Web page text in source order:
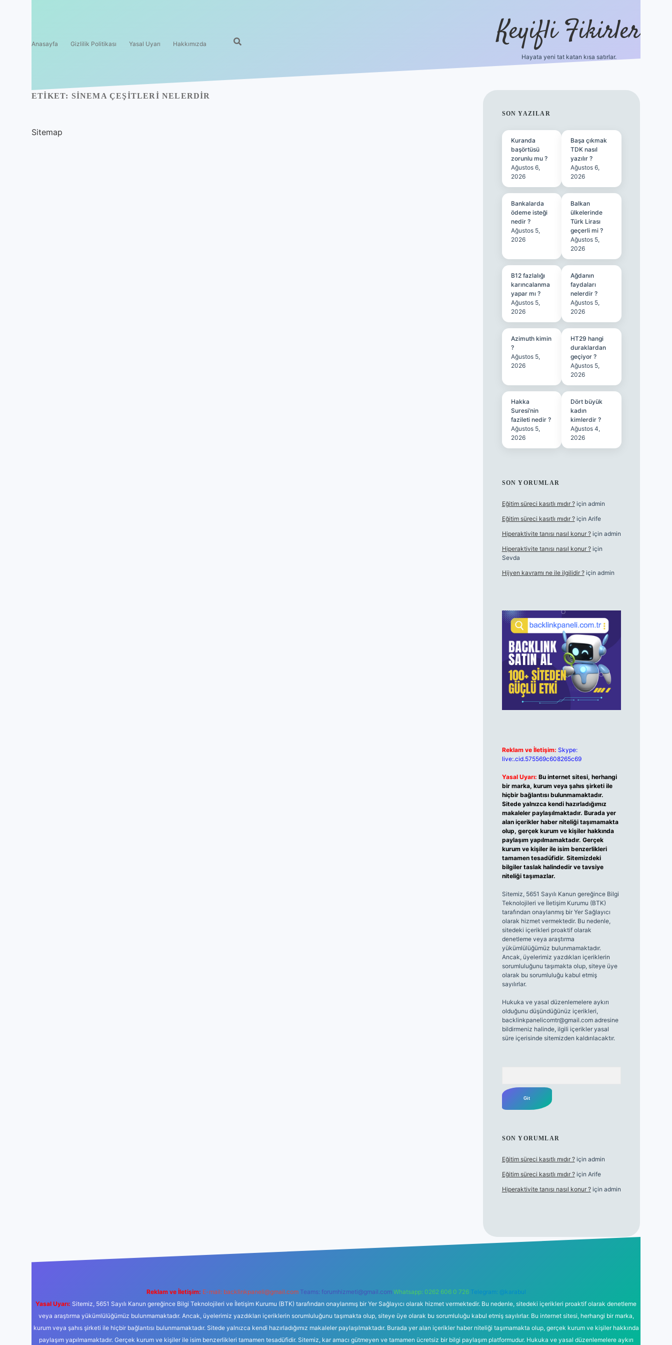
Anasayfa Gizlilik Politikası Yasal Uyarı Hakkımızda Keyifli Fikirler
Hayata yeni tat katan kısa satırlar.
ETIKET: SINEMA ÇEŞITLERI NELERDIR
Sitemap
SIDEBAR
SON YAZILAR
Kuranda
başörtüsü
zorunlu mu ?
Ağustos 6,
2026
Başa çıkmak
TDK nasıl
yazılır ?
Ağustos 6,
2026
Bankalarda
ödeme isteği
nedir ?
Ağustos 5,
2026
Balkan
ülkelerinde
Türk Lirası
geçerli mi ?
Ağustos 5,
2026
B12 fazlalığı
karıncalanma
yapar mı ?
Ağustos 5,
2026
Ağdanın
faydaları
nelerdir ?
Ağustos 5,
2026
Azimuth kimin
?
Ağustos 5,
2026
HT29 hangi
duraklardan
geçiyor ?
Ağustos 5,
2026
Hakka
Suresi’nin
fazileti nedir ?
Ağustos 5,
2026
Dört büyük
kadın
kimlerdir ?
Ağustos 4,
2026
SON YORUMLAR
Eğitim süreci kasıtlı mıdır ?için admin
Eğitim süreci kasıtlı mıdır ?için Arife
Hiperaktivite tanısı nasıl konur ?için admin
Hiperaktivite tanısı nasıl konur ?için
Sevda
Hijyen kavramı ne ile ilgilidir ?için admin
Reklam ve İletişim: Skype:
live:.cid.575569c608265c69
Yasal Uyarı: Bu internet sitesi, herhangi
bir marka, kurum veya şahıs şirketi ile
hiçbir bağlantısı bulunmamaktadır.
Sitede yalnızca kendi hazırladığımız
makaleler paylaşılmaktadır. Burada yer
alan içerikler haber niteliği taşımamakta
olup, gerçek kurum ve kişiler hakkında
paylaşım yapılmamaktadır. Gerçek
kurum ve kişiler ile isim benzerlikleri
tamamen tesadüfidir. Sitemizdeki
bilgiler taslak halindedir ve tavsiye
niteliği taşımazlar.
Sitemiz, 5651 Sayılı Kanun gereğince Bilgi
Teknolojileri ve İletişim Kurumu (BTK)
tarafından onaylanmış bir Yer Sağlayıcı
olarak hizmet vermektedir. Bu nedenle,
sitedeki içerikleri proaktif olarak
denetleme veya araştırma
yükümlülüğümüz bulunmamaktadır.
Ancak, üyelerimiz yazdıkları içeriklerin
sorumluluğunu taşımakta olup, siteye üye
olarak bu sorumluluğu kabul etmiş
sayılırlar.
Hukuka ve yasal düzenlemelere aykırı
olduğunu düşündüğünüz içerikleri,
backlinkpanelicomtr@gmail.comadresine
bildirmeniz halinde, ilgili içerikler yasal
süre içerisinde sitemizden kaldırılacaktır.
SON YORUMLAR
Eğitim süreci kasıtlı mıdır ?için admin
Eğitim süreci kasıtlı mıdır ?için Arife
Hiperaktivite tanısı nasıl konur ?için admin
vd casino
Reklam ve İletişim: E-mail: backlinkpaneli@gmail.com Teams: forumhizmeti@gmail.com Whatsapp: 0262 606 0 726 Telegram: @karabul
Yasal Uyarı: Sitemiz, 5651 Sayılı Kanun gereğince Bilgi Teknolojileri ve İletişim Kurumu (BTK) tarafından onaylanmış bir Yer Sağlayıcı olarak hizmet vermektedir. Bu nedenle, sitedeki içerikleri proaktif olarak denetleme
veya araştırma yükümlülüğümüz bulunmamaktadır. Ancak, üyelerimiz yazdıkları içeriklerin sorumluluğunu taşımakta olup, siteye üye olarak bu sorumluluğu kabul etmiş sayılırlar. Bu internet sitesi, herhangi bir marka,
kurum veya şahıs şirketi ile hiçbir bağlantısı bulunmamaktadır. Sitede yalnızca kendi hazırladığımız makaleler paylaşılmaktadır. Burada yer alan içerikler haber niteliği taşımamakta olup, gerçek kurum ve kişiler hakkında
paylaşım yapılmamaktadır. Gerçek kurum ve kişiler ile isim benzerlikleri tamamen tesadüfidir. Sitemiz, kar amacı gütmeyen ve tamamen ücretsiz bir bilgi paylaşım platformudur. Hukuka ve yasal düzenlemelere aykırı